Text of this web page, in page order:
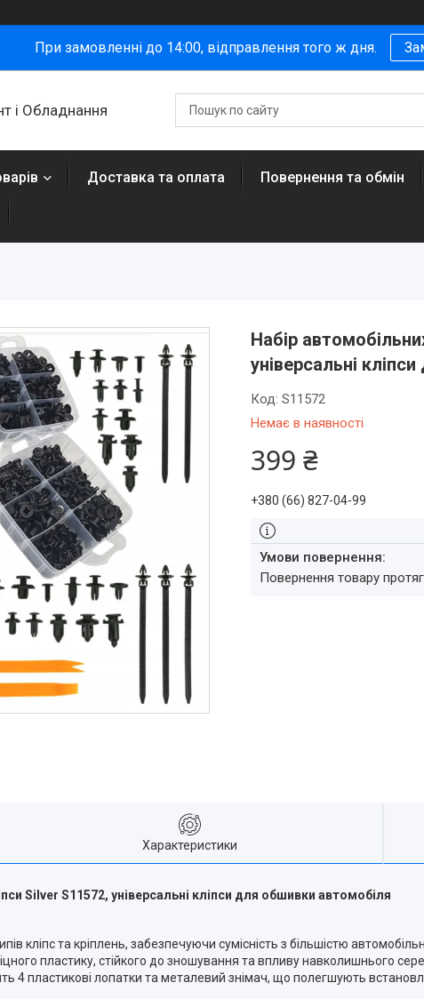
При замовленні до 14:00, відправлення того ж дня.
і Обладнання
Доставка та оплата Повернення та обмін
Набір
універсальні
Немає в наявності
Код: S11572
399 ₴
+380 (66) 827-04-99
повернення товару
Характеристики
Silver S11572, універсальні кліпси для обшивки автомобіля
кліпс та кріплень, забезпечуючи сумісність з більшістю
пластику, стійкого до зношування та впливу навколишнього
4 пластикові лопатки та металевий знімач, що полегшують